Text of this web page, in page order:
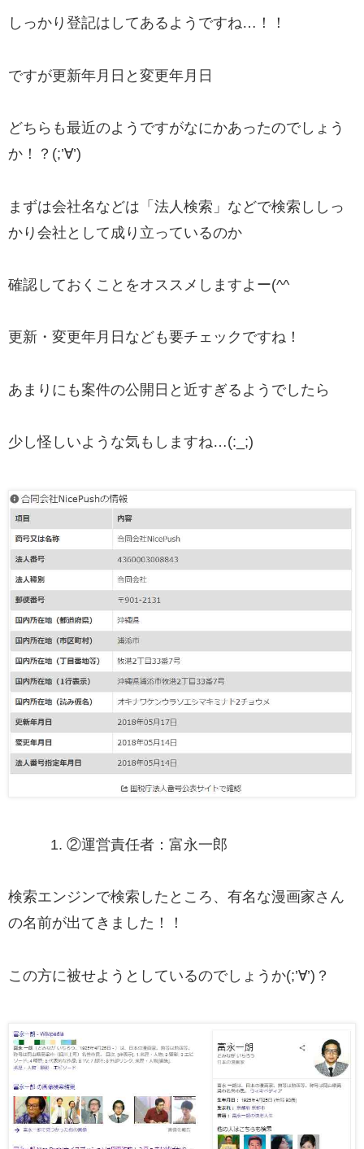
しっかり登記はしてあるようですね…！！
ですが更新年月日と変更年月日
どちらも最近のようですがなにかあったのでしょう
か！？(;’∀’)
まずは会社名などは「法人検索」などで検索ししっ
かり会社として成り立っているのか
確認しておくことをオススメしますよー(^^
更新・変更年月日なども要チェックですね！
あまりにも案件の公開日と近すぎるようでしたら
少し怪しいような気もしますね…(:_;)
②運営責任者：富永一郎
検索エンジンで検索したところ、有名な漫画家さん
の名前が出てきました！！
この方に被せようとしているのでしょうか(;’∀’)？